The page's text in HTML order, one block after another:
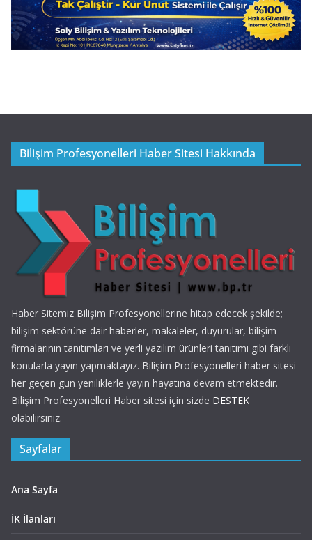
Bilişim Profesyonelleri Haber Sitesi Hakkında
Haber Sitemiz Bilişim Profesyonellerine hitap edecek şekilde;
bilişim sektörüne dair haberler, makaleler, duyurular, bilişim
firmalarının tanıtımları ve yerli yazılım ürünleri tanıtımı gibi farklı
konularla yayın yapmaktayız. Bilişim Profesyonelleri haber sitesi
her geçen gün yeniliklerle yayın hayatına devam etmektedir.
Bilişim Profesyonelleri Haber sitesi için sizde DESTEK
olabilirsiniz.
Sayfalar
Ana Sayfa
İK İlanları